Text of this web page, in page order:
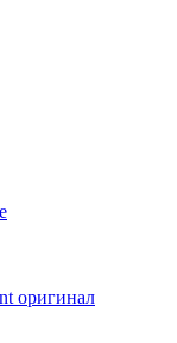
оригинал